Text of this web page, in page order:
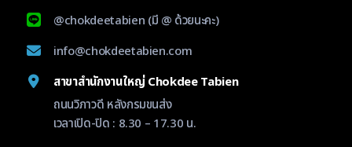
@chokdeetabien (มี @ ด้วยนะคะ)
info@chokdeetabien.com
สาขาสำนักงานใหญ่ Chokdee Tabien
ถนนวิภาวดี หลังกรมขนส่ง
เวลาเปิด-ปิด : 8.30 – 17.30 น.